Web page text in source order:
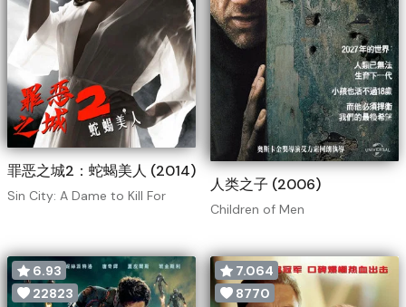
罪恶之城2：蛇蝎美人 (2014)
Sin City: A Dame to Kill For
人类之子 (2006)
Children of Men
6.93
22823
7.064
8770